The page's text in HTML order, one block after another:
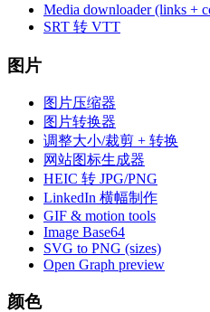
Media downloader (links +
SRT 转 VTT
图片
图片压缩器
图片转换器
调整大小/裁剪 + 转换
网站图标生成器
HEIC 转 JPG/PNG
LinkedIn 横幅制作
GIF & motion tools
Image Base64
SVG to PNG (sizes)
Open Graph preview
颜色